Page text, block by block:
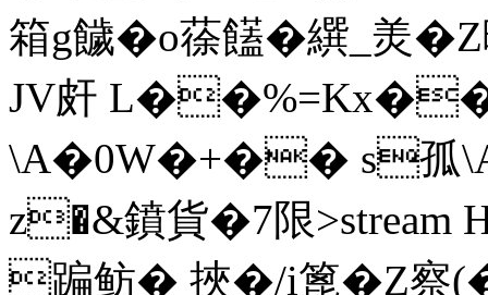
箱g饖�o蒣饚�繏_羙
JV皯
\A�0W�+�� s孤
z�&鐼貨�7限>stream
蹁鲂� 挾�/i篦�Z察